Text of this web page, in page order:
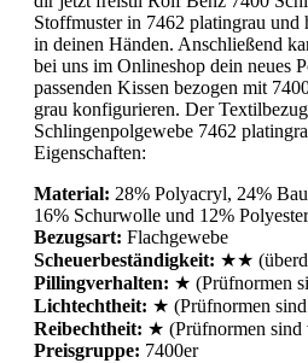
Stoffmuster in 7462 platingrau und
in deinen Händen. Anschließend
bei uns im Onlineshop dein neues
passenden Kissen bezogen mit
grau konfigurieren. Der
Schlingenpolgewebe 7462
Eigenschaften:
Material: 28% Polyacryl, 24%
16% Schurwolle und 12% Polyester
Bezugsart: Flachgewebe
Scheuerbeständigkeit: ★★
Pillingverhalten: ★ (Prüfnormen
Lichtechtheit: ★ (Prüfnormen
Reibechtheit: ★ (Prüfnormen
Preisgruppe: 7400er